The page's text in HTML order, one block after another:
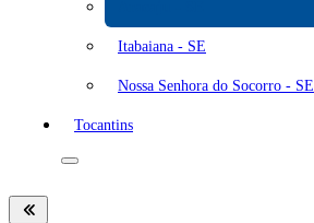
Itabaiana - SE
Nossa Senhora do Socorro - SE
Tocantins